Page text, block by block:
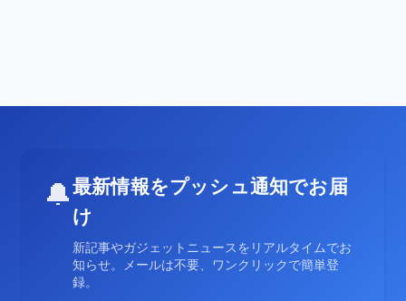
🔔最新情報をプッシュ通知でお届
け
新記事やガジェットニュースをリアルタイムでお
知らせ。メールは不要、ワンクリックで簡単登
録。